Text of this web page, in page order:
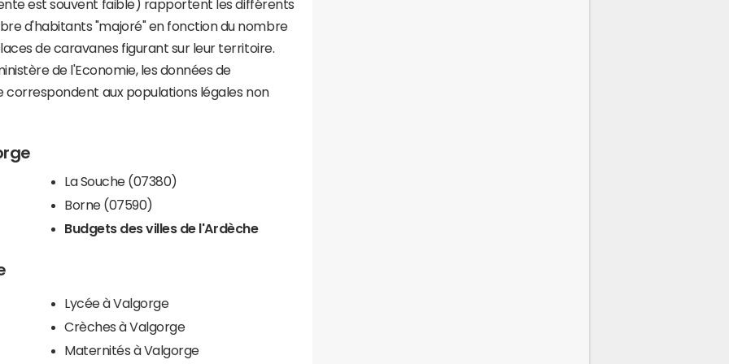
est souvent faible) rapportent les différents
d'habitants "majoré" en fonction du nombre
de caravanes figurant sur leur territoire.
de l'Economie, les données de
correspondent aux populations légales non
La Souche (07380)
Borne (07590)
Budgets des villes de l'Ardèche
Lycée à Valgorge
Crèches à Valgorge
Maternités à Valgorge